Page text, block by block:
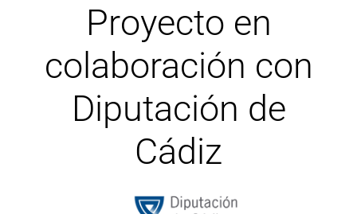
Proyecto en
colaboración con
Diputación de
Cádiz